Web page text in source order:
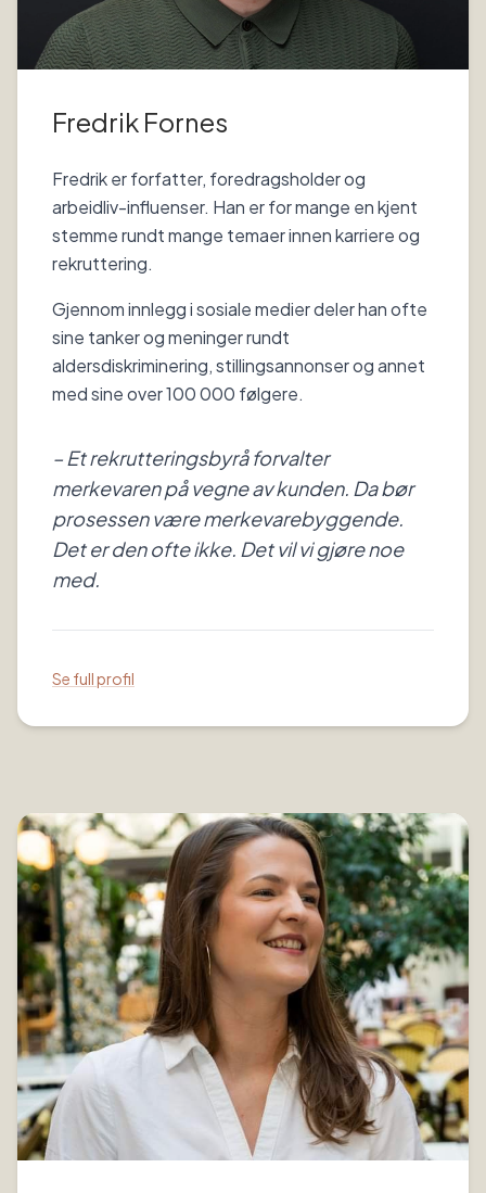
Fredrik Fornes
Fredrik er forfatter, foredragsholder og
arbeidliv-influenser. Han er for mange en kjent
stemme rundt mange temaer innen karriere og
rekruttering.
Gjennom innlegg i sosiale medier deler han ofte
sine tanker og meninger rundt
aldersdiskriminering, stillingsannonser og annet
med sine over 100 000 følgere.
– Et rekrutteringsbyrå forvalter
merkevaren på vegne av kunden. Da bør
prosessen være merkevarebyggende.
Det er den ofte ikke. Det vil vi gjøre noe
med.
Se full profil